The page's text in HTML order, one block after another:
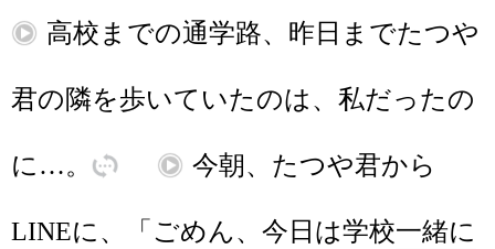
再 高校 までの通学路、 昨日 までたつや
君の隣を歩いていたのは、 私だったの
に …。 訳 再 今朝、 たつや君から
LINEに 、 「 ごめん、 今日 は学校一緒に